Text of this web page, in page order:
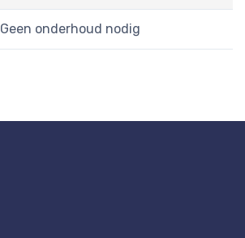
Geen onderhoud nodig